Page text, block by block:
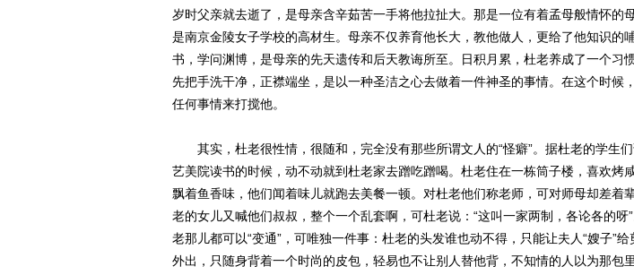
岁时父亲就去逝了，是母亲含辛茹苦一手将他拉扯大。那是一位有着孟母般情怀的
是南京金陵女子学校的高材生。母亲不仅养育他长大，教他做人，更给了他知识的
书，学问渊博，是母亲的先天遗传和后天教诲所至。日积月累，杜老养成了一个习
先把手洗干净，正襟端坐，是以一种圣洁之心去做着一件神圣的事情。在这个时候
任何事情来打搅他。
其实，杜老很性情，很随和，完全没有那些所谓文人的“怪癖”。据杜老的学生
艺美院读书的时候，动不动就到杜老家去蹭吃蹭喝。杜老住在一栋筒子楼，喜欢烤
飘着鱼香味，他们闻着味儿就跑去美餐一顿。对杜老他们称老师，可对师母却差着
老的女儿又喊他们叔叔，整个一个乱套啊，可杜老说：“这叫一家两制，各论各的呀
老那儿都可以“变通”，可唯独一件事：杜老的头发谁也动不得，只能让夫人“嫂子”
外出，只随身背着一个时尚的皮包，轻易也不让别人替他背，不知情的人以为那包